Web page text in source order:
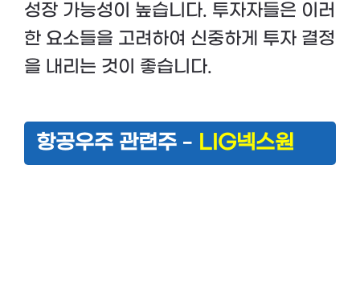
성장 가능성이 높습니다. 투자자들은 이러
한 요소들을 고려하여 신중하게 투자 결정
을 내리는 것이 좋습니다.
항공우주 관련주 – LIG넥스원